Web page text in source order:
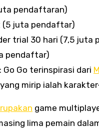
pendaftaran)
(5 juta pendaftar)
trial 30 hari (7,5 juta
pendaftar)
Go Go terinspirasi dari
mirip ialah
game
lima pemain